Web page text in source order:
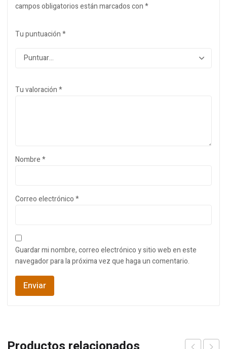
campos obligatorios están marcados con*
Tu puntuación*
Tu valoración*
Nombre*
Correo electrónico*
Guardar mi nombre, correo electrónico y sitio web en este
navegador para la próxima vez que haga un comentario.